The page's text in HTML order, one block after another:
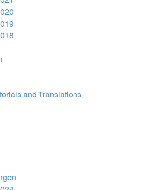
and Translations